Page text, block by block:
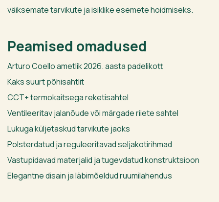
väiksemate tarvikute ja isiklike esemete hoidmiseks.
Peamised omadused
Arturo Coello ametlik 2026. aasta padelikott
Kaks suurt põhisahtlit
CCT+ termokaitsega reketisahtel
Ventileeritav jalanõude või märgade riiete sahtel
Lukuga küljetaskud tarvikute jaoks
Polsterdatud ja reguleeritavad seljakotirihmad
Vastupidavad materjalid ja tugevdatud konstruktsioon
Elegantne disain ja läbimõeldud ruumilahendus